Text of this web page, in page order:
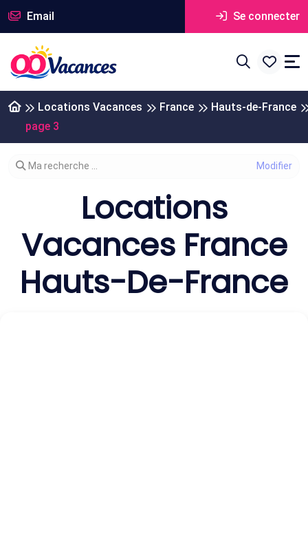
Email Se connecter
Locations Vacances France
Hauts-de-France
page 3
Modifier votre recherche
Ma recherche ...
Locations
Vacances France
Hauts-De-France